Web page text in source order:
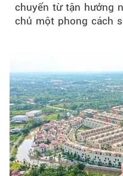
chuyển từ tận hưởng
chủ một phong cách